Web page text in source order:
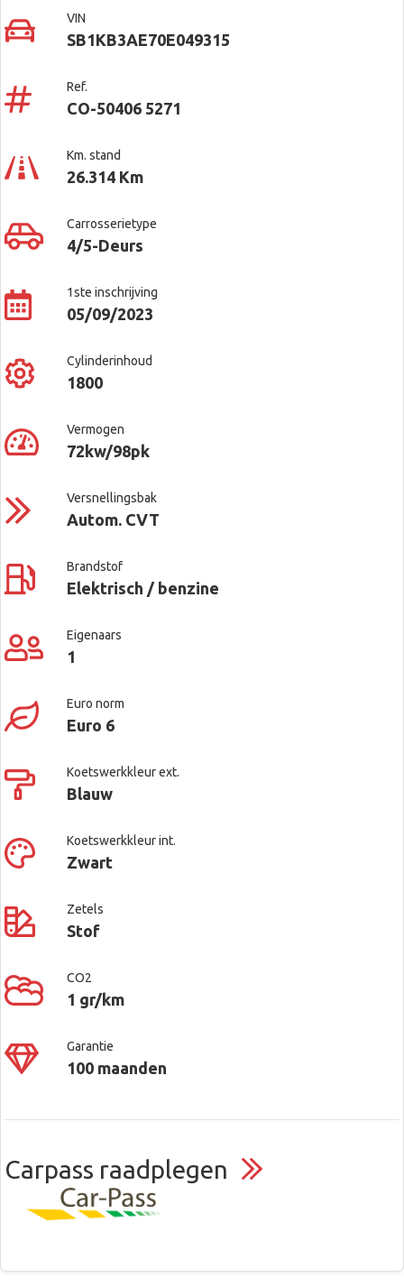
VIN
SB1KB3AE70E049315
Ref.
CO-50406 5271
Km. stand
26.314 Km
Carrosserietype
4/5-Deurs
1ste inschrijving
05/09/2023
Cylinderinhoud
1800
Vermogen
72kw/98pk
Versnellingsbak
Autom. CVT
Brandstof
Elektrisch / benzine
Eigenaars
1
Euro norm
Euro 6
Koetswerkkleur ext.
Blauw
Koetswerkkleur int.
Zwart
Zetels
Stof
CO2
1 gr/km
Garantie
100 maanden
Carpass raadplegen